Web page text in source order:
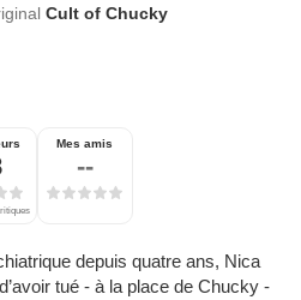
Cult of Chucky
Mes amis
--
depuis quatre ans, Nica
tué - à la place de Chucky -